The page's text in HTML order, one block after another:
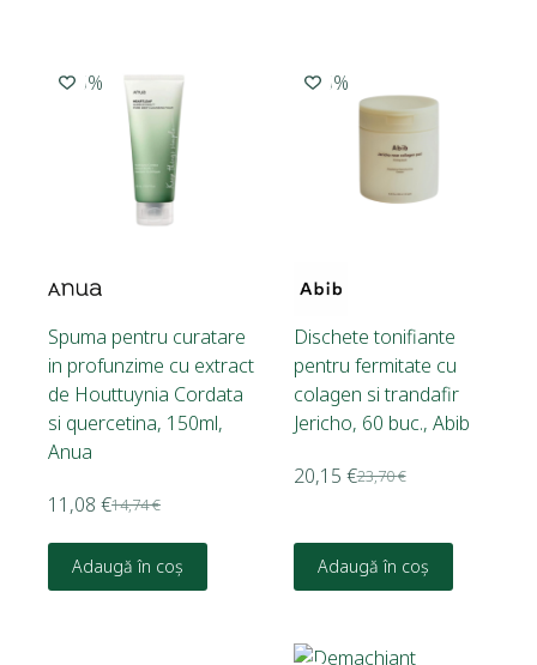
-25%
Spuma pentru curatare
in profunzime cu extract
de Houttuynia Cordata
si quercetina, 150ml,
Anua
14,74€
11,08 €
Adaugă în coș
-15%
Dischete tonifiante
pentru fermitate cu
colagen si trandafir
Jericho, 60 buc., Abib
23,70€
20,15 €
Adaugă în coș